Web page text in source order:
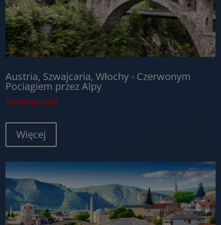
Austria, Szwajcaria, Włochy - Czerwonym
Pociagiem przez Alpy
Terminy 2026
Więcej